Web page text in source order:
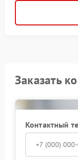
Заказать
Контактный